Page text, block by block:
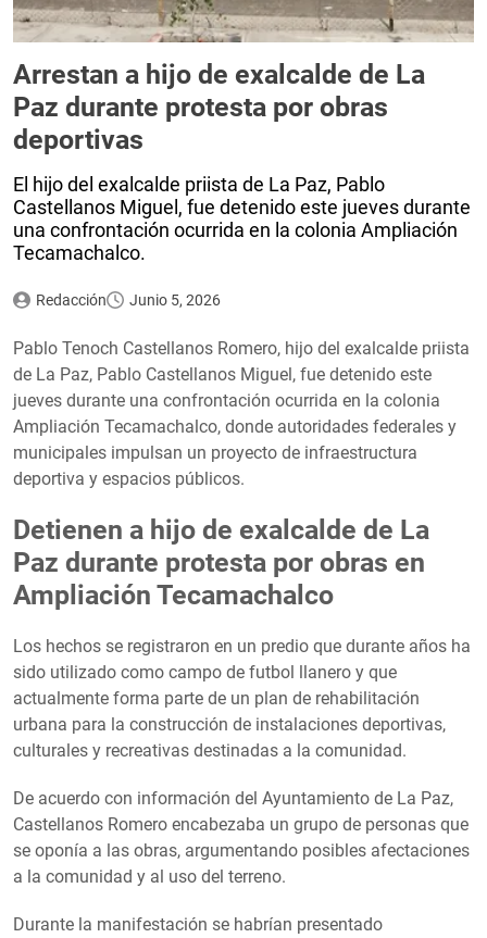
Arrestan a hijo de exalcalde de La
Paz durante protesta por obras
deportivas
El hijo del exalcalde priista de La Paz, Pablo
Castellanos Miguel, fue detenido este jueves durante
una confrontación ocurrida en la colonia Ampliación
Tecamachalco.
Redacción Junio 5, 2026
Pablo Tenoch Castellanos Romero, hijo del exalcalde priista
de La Paz, Pablo Castellanos Miguel, fue detenido este
jueves durante una confrontación ocurrida en la colonia
Ampliación Tecamachalco, donde autoridades federales y
municipales impulsan un proyecto de infraestructura
deportiva y espacios públicos.
Detienen a hijo de exalcalde de La
Paz durante protesta por obras en
Ampliación Tecamachalco
Los hechos se registraron en un predio que durante años ha
sido utilizado como campo de futbol llanero y que
actualmente forma parte de un plan de rehabilitación
urbana para la construcción de instalaciones deportivas,
culturales y recreativas destinadas a la comunidad.
De acuerdo con información del Ayuntamiento de La Paz,
Castellanos Romero encabezaba un grupo de personas que
se oponía a las obras, argumentando posibles afectaciones
a la comunidad y al uso del terreno.
Durante la manifestación se habrían presentado